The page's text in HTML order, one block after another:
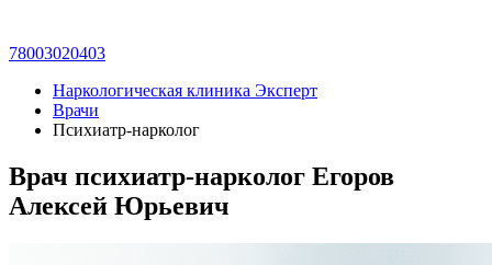
78003020403
Наркологическая клиника Эксперт
Врачи
Психиатр-нарколог
Врач психиатр-нарколог Егоров
Алексей Юрьевич